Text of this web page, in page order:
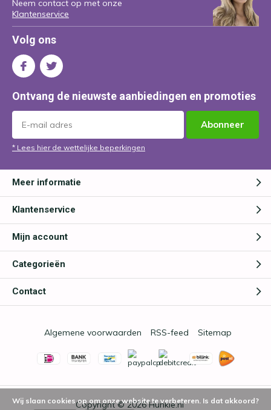
Neem contact op met onze
Klantenservice
Volg ons
Ontvang de nieuwste aanbiedingen en promoties
Abonneer
* Lees hier de wettelijke beperkingen
Meer informatie
Klantenservice
Mijn account
Categorieën
Contact
Copyright © 2026Hunkie.nl
Algemene voorwaarden RSS-feed Sitemap
Wij slaan cookies op om onze website te verbeteren. Is dat akkoord?